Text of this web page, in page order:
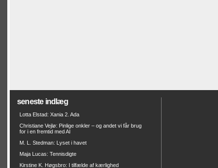
seneste indlæg
Lotta Elstad: Xania 2. Ada
Christiane Vejlø: Pinlige onkler – og andet vi får brug
for i en fremtid med AI
M. L. Stedman: Lyset i havet
Maja Lucas: Tennisdigte
Kirstine K. Høgsbro: I tilfælde af kærlighed